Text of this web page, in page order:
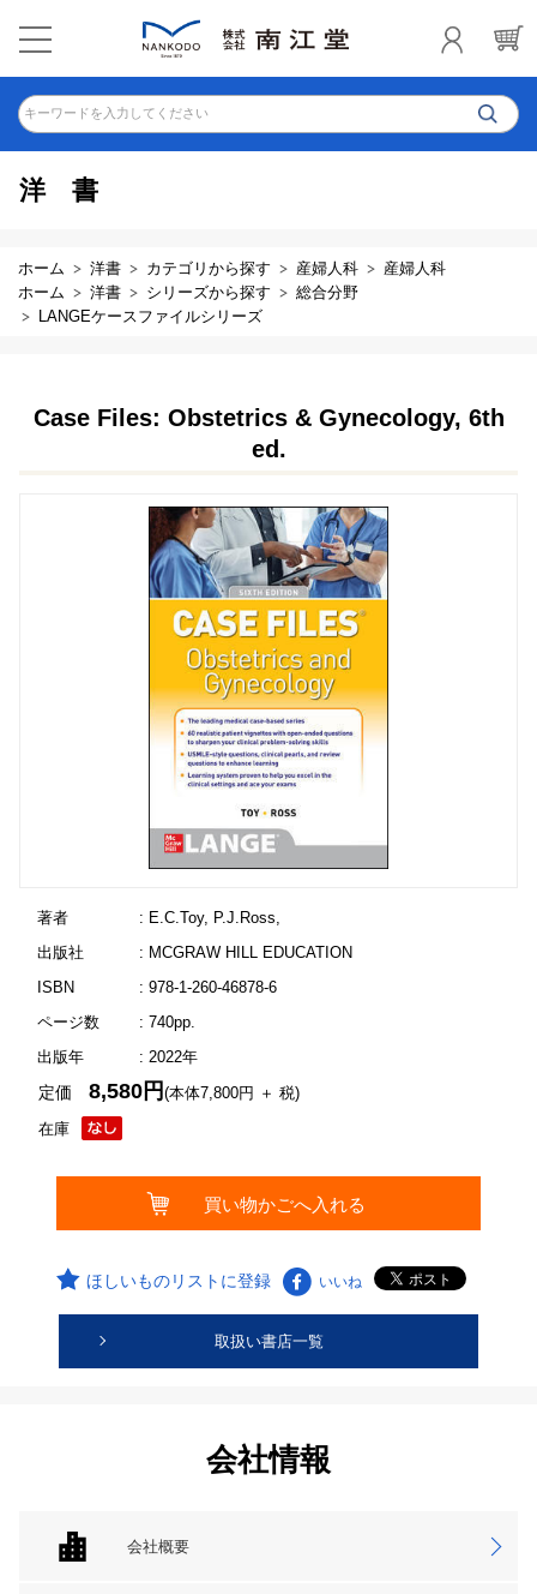
キーワードを入力してください
洋書
ホーム 洋書 カテゴリから探す 産婦人科
産婦人科
ホーム
洋書 シリーズから探す
総合分野
LANGEケースファイルシリーズ
Case Files: Obstetrics & Gynecology, 6th
ed.
著者
: E.C.Toy, P.J.Ross,
出版社
: MCGRAW HILL EDUCATION
ISBN
: 978-1-260-46878-6
ページ数
: 740pp.
出版年
: 2022年
在庫
定価8,580円(本体7,800円 ＋ 税)
ほしいものリストに登録 いいね
取扱い書店一覧
会社情報
会社概要